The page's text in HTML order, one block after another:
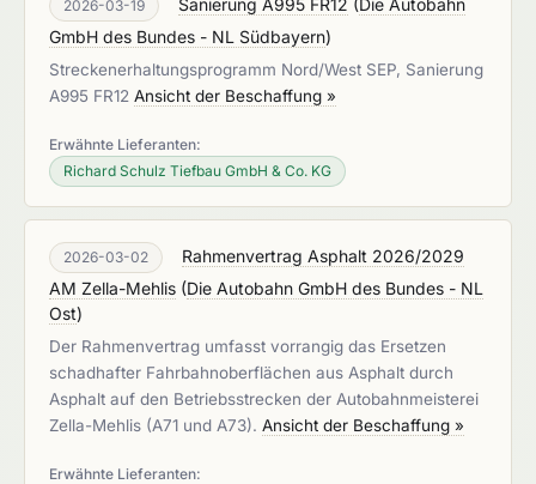
2026-03-19 Sanierung A995 FR12 (Die Autobahn
GmbH des Bundes - NL Südbayern)
Streckenerhaltungsprogramm Nord/West SEP, Sanierung
A995 FR12 Ansicht der Beschaffung »
Erwähnte Lieferanten:
Richard Schulz Tiefbau GmbH & Co. KG
2026-03-02
Rahmenvertrag Asphalt 2026/2029
AM Zella-Mehlis (Die Autobahn GmbH des Bundes - NL
Ost)
Der Rahmenvertrag umfasst vorrangig das Ersetzen
schadhafter Fahrbahnoberflächen aus Asphalt durch
Asphalt auf den Betriebsstrecken der Autobahnmeisterei
Zella-Mehlis (A71 und A73). Ansicht der Beschaffung »
Erwähnte Lieferanten: